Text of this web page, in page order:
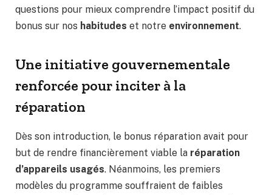
questions pour mieux comprendre l’impact positif du
bonus sur nos habitudes et notre environnement.
Une initiative gouvernementale
renforcée pour inciter à la
réparation
Dès son introduction, le bonus réparation avait pour
but de rendre financièrement viable la réparation
d’appareils usagés. Néanmoins, les premiers
modèles du programme souffraient de faibles